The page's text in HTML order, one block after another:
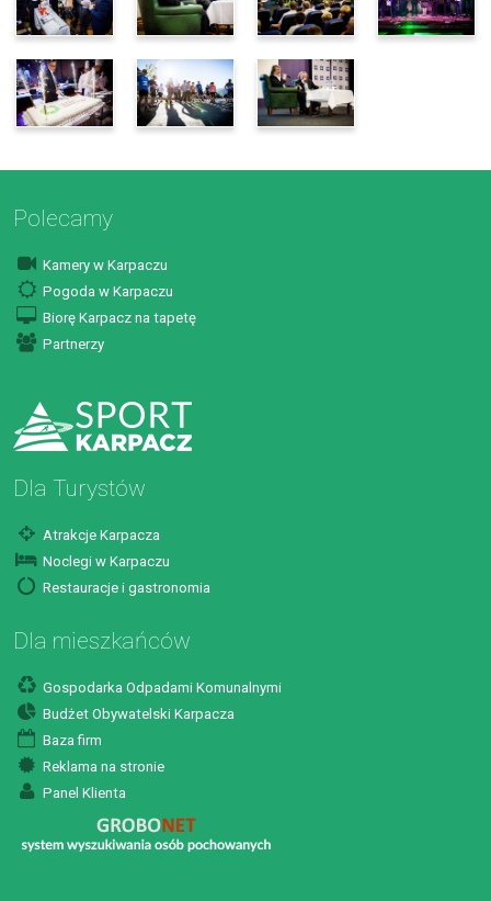
Polecamy
Kamery w Karpaczu
Pogoda w Karpaczu
Biorę Karpacz na tapetę
Partnerzy
Dla Turystów
Atrakcje Karpacza
Noclegi w Karpaczu
Restauracje i gastronomia
Dla mieszkańców
Gospodarka Odpadami Komunalnymi
Budżet Obywatelski Karpacza
Baza firm
Reklama na stronie
Panel Klienta